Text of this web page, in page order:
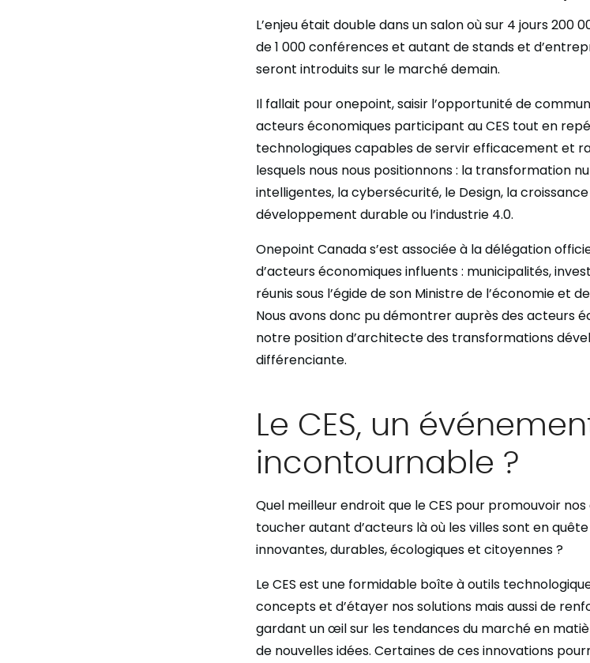
L’enjeu était double dans un salon où sur 4 jours 200
de 1 000 conférences et autant de stands et
seront introduits sur le marché demain.
Il fallait pour onepoint, saisir l’opportunité de
acteurs économiques participant au CES tout en
technologiques capables de servir efficacement et
lesquels nous nous positionnons : la transformation
intelligentes, la cybersécurité, le Design, la
développement durable ou l’industrie 4.0.
Onepoint Canada s’est associée à la délégation
d’acteurs économiques influents : municipalités,
réunis sous l’égide de son Ministre de l’économie et
Nous avons donc pu démontrer auprès des acteurs
notre position d’architecte des transformations
différenciante.
Le CES, un
incontournable ?
Quel meilleur endroit que le CES pour promouvoir
toucher autant d’acteurs là où les villes sont en
innovantes, durables, écologiques et citoyennes ?
Le CES est une formidable boîte à outils
concepts et d’étayer nos solutions mais aussi de
gardant un œil sur les tendances du marché en
de nouvelles idées. Certaines de ces innovations